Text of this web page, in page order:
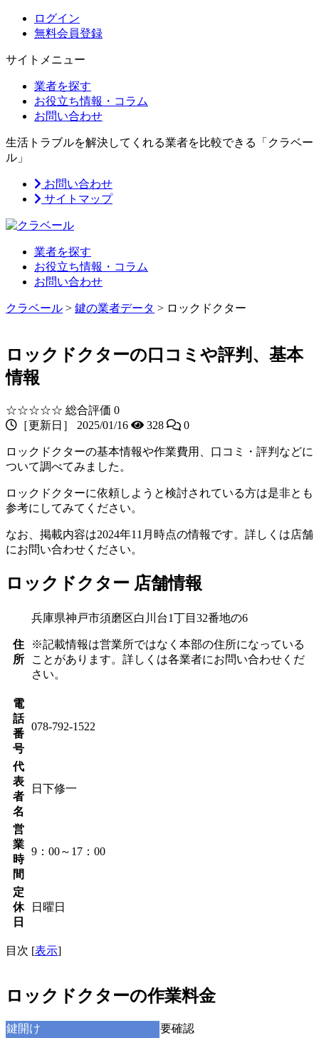
ログイン
無料会員登録
サイトメニュー
業者を探す
お役立ち情報・コラム
お問い合わせ
生活トラブルを解決してくれる業者を比較できる「クラベー
ル」
お問い合わせ
サイトマップ
業者を探す
お役立ち情報・コラム
お問い合わせ
クラベール > 鍵の業者データ > ロックドクター
ロックドクターの口コミや評判、基本
情報
☆☆☆☆☆ 総合評価 0
［更新日］ 2025/01/16
328 0
ロックドクターの基本情報や作業費用、口コミ・評判などに
ついて調べてみました。
ロックドクターに依頼しようと検討されている方は是非とも
参考にしてみてください。
なお、掲載内容は2024年11月時点の情報です。詳しくは店舗
にお問い合わせください。
ロックドクター 店舗情報
住
所
兵庫県神戸市須磨区白川台1丁目32番地の6
※記載情報は営業所ではなく本部の住所になっている
ことがあります。詳しくは各業者にお問い合わせくだ
さい。
電
話
番
号
078-792-1522
代
表
者
名
日下修一
営
業
時
間
9：00～17：00
定
休
日
日曜日
目次 [表示]
ロックドクターの作業料金
鍵開け
要確認